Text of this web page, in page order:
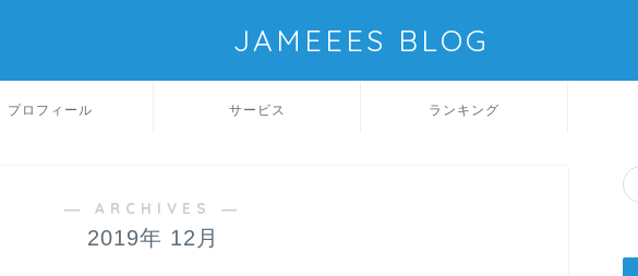
JAMEEES BLOG
プロフィール サービス ランキング
― ARCHIVES ―
2019年 12月